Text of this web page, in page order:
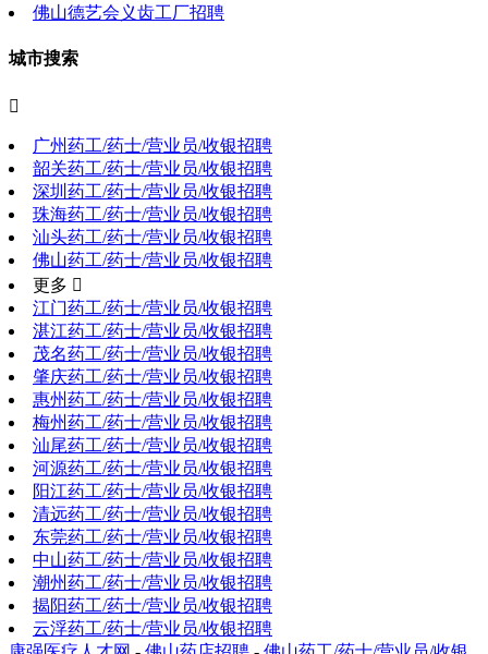
佛山德艺会义齿工厂招聘
城市搜索

广州药工/药士/营业员/收银招聘
韶关药工/药士/营业员/收银招聘
深圳药工/药士/营业员/收银招聘
珠海药工/药士/营业员/收银招聘
汕头药工/药士/营业员/收银招聘
佛山药工/药士/营业员/收银招聘
更多 
江门药工/药士/营业员/收银招聘
湛江药工/药士/营业员/收银招聘
茂名药工/药士/营业员/收银招聘
肇庆药工/药士/营业员/收银招聘
惠州药工/药士/营业员/收银招聘
梅州药工/药士/营业员/收银招聘
汕尾药工/药士/营业员/收银招聘
河源药工/药士/营业员/收银招聘
阳江药工/药士/营业员/收银招聘
清远药工/药士/营业员/收银招聘
东莞药工/药士/营业员/收银招聘
中山药工/药士/营业员/收银招聘
潮州药工/药士/营业员/收银招聘
揭阳药工/药士/营业员/收银招聘
云浮药工/药士/营业员/收银招聘